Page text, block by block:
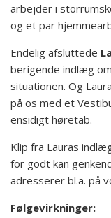
arbejder i
og et par
Endelig afsluttede
berigende indlæg
situationen. Og
på os med et
ensidigt høretab.
Klip fra Lauras
for godt kan
adresserer bl.a. på
Følgevirkninger: